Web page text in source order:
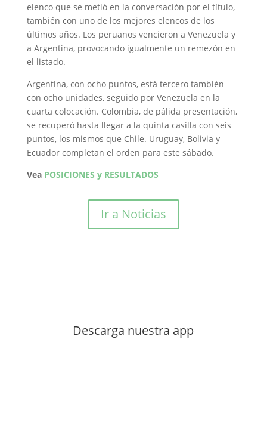
elenco que se metió en la conversación por el título,
también con uno de los mejores elencos de los
últimos años. Los peruanos vencieron a Venezuela y
a Argentina, provocando igualmente un remezón en
el listado.
Argentina, con ocho puntos, está tercero también
con ocho unidades, seguido por Venezuela en la
cuarta colocación. Colombia, de pálida presentación,
se recuperó hasta llegar a la quinta casilla con seis
puntos, los mismos que Chile. Uruguay, Bolivia y
Ecuador completan el orden para este sábado.
Vea POSICIONES y RESULTADOS
Ir a Noticias
Descarga nuestra app